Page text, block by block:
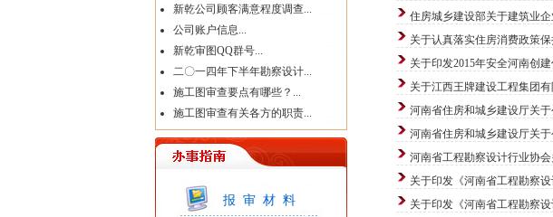
新乾公司顾客满意程度调查...
公司账户信息...
新乾审图QQ群号...
二〇一四年下半年勘察设计...
施工图审查要点有哪些？...
施工图审查有关各方的职责...
报审材料
住房城乡建设部关于建筑业
关于认真落实住房消费政策
关于印发2015年安全河南创
关于江西王牌建设工程集团
河南省住房和城乡建设厅关
河南省住房和城乡建设厅关
河南省工程勘察设计行业协
关于印发《河南省工程勘察
关于印发《河南省工程勘察